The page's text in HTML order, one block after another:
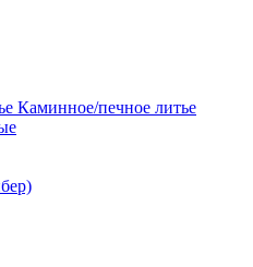
Каминное/печное литье